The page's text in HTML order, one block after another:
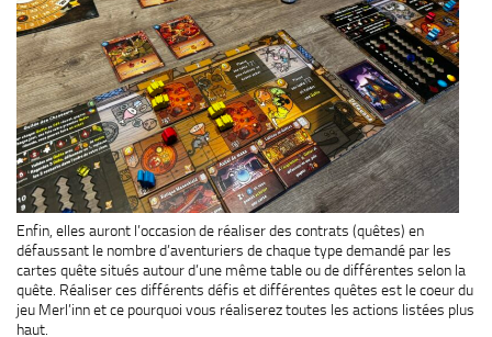
Enfin, elles auront l’occasion de réaliser des contrats (quêtes) en
défaussant le nombre d’aventuriers de chaque type demandé par les
cartes quête situés autour d’une même table ou de différentes selon la
quête. Réaliser ces différents défis et différentes quêtes est le coeur du
jeu Merl’inn et ce pourquoi vous réaliserez toutes les actions listées plus
haut.